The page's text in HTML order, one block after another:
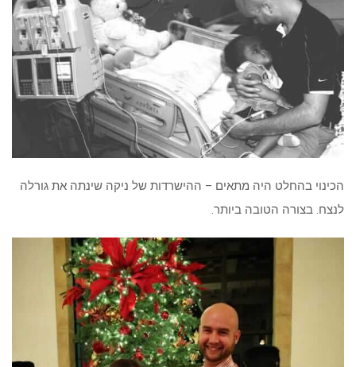
הכינוי בהחלט היה מתאים – ההישרדות של ניקה שינתה את גורלה
לנצח. בצורה הטובה ביותר.